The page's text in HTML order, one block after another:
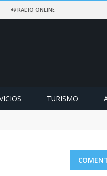
RADIO ONLINE
TURISMO